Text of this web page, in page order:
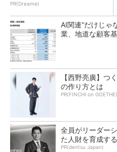
PR(Dreame)
AI関連“だけじゃ
業、地道な顧客
【西野亮廣】つ
の作り方とは
PR(FINCHI on GOETHE)
全員がリーダー
た人財を育成する
PR(dentsu Japan)